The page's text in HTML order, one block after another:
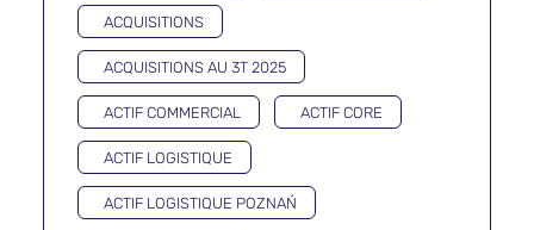
ACQUISITIONS
ACQUISITIONS AU 3T 2025
ACTIF COMMERCIAL ACTIF CORE
ACTIF LOGISTIQUE
ACTIF LOGISTIQUE POZNAŃ